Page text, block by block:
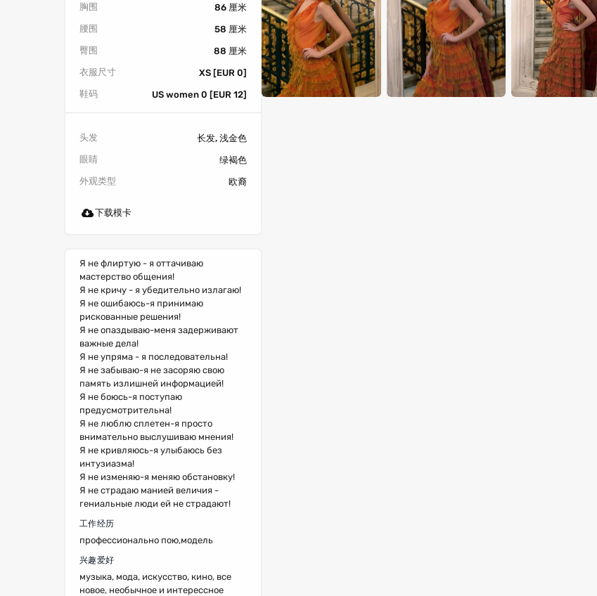
胸围
86 厘米
腰围
58 厘米
臀围
88 厘米
衣服尺寸
XS [EUR 0]
鞋码
US women 0 [EUR 12]
头发
长发, 浅金色
眼睛
绿褐色
外观类型
欧裔
下载模卡
Я не флиртую - я оттачиваю
мастерство общения!
Я не кричу - я убедительно излагаю!
Я не ошибаюсь-я принимаю
рискованные решения!
Я не опаздываю-меня задерживают
важные дела!
Я не упряма - я последовательна!
Я не забываю-я не засоряю свою
память излишней информацией!
Я не боюсь-я поступаю
предусмотрительна!
Я не люблю сплетен-я просто
внимательно выслушиваю мнения!
Я не кривляюсь-я улыбаюсь без
интузиазма!
Я не изменяю-я меняю обстановку!
Я не страдаю манией величия -
гениальные люди ей не страдают!
工作经历
профессионально пою,модель
兴趣爱好
музыка, мода, искусство, кино, все
новое, необычное и интерессное